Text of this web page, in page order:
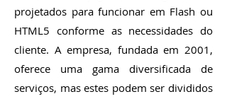
projetados para funcionar em Flash ou
HTML5 conforme as necessidades do
cliente. A empresa, fundada em 2001,
oferece uma gama diversificada de
serviços, mas estes podem ser divididos